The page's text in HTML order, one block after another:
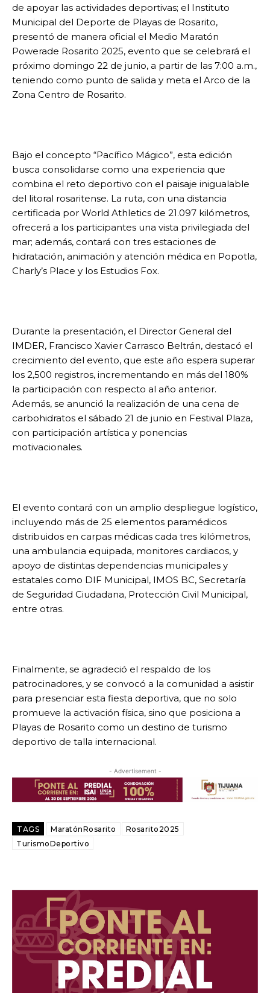
de apoyar las actividades deportivas; el Instituto
Municipal del Deporte de Playas de Rosarito,
presentó de manera oficial el Medio Maratón
Powerade Rosarito 2025, evento que se celebrará el
próximo domingo 22 de junio, a partir de las 7:00 a.m.,
teniendo como punto de salida y meta el Arco de la
Zona Centro de Rosarito.
Bajo el concepto “Pacífico Mágico”, esta edición
busca consolidarse como una experiencia que
combina el reto deportivo con el paisaje inigualable
del litoral rosaritense. La ruta, con una distancia
certificada por World Athletics de 21.097 kilómetros,
ofrecerá a los participantes una vista privilegiada del
mar; además, contará con tres estaciones de
hidratación, animación y atención médica en Popotla,
Charly’s Place y los Estudios Fox.
Durante la presentación, el Director General del
IMDER, Francisco Xavier Carrasco Beltrán, destacó el
crecimiento del evento, que este año espera superar
los 2,500 registros, incrementando en más del 180%
la participación con respecto al año anterior.
Además, se anunció la realización de una cena de
carbohidratos el sábado 21 de junio en Festival Plaza,
con participación artística y ponencias
motivacionales.
El evento contará con un amplio despliegue logístico,
incluyendo más de 25 elementos paramédicos
distribuidos en carpas médicas cada tres kilómetros,
una ambulancia equipada, monitores cardiacos, y
apoyo de distintas dependencias municipales y
estatales como DIF Municipal, IMOS BC, Secretaría
de Seguridad Ciudadana, Protección Civil Municipal,
entre otras.
Finalmente, se agradeció el respaldo de los
patrocinadores, y se convocó a la comunidad a asistir
para presenciar esta fiesta deportiva, que no solo
promueve la activación física, sino que posiciona a
Playas de Rosarito como un destino de turismo
deportivo de talla internacional.
- Advertisement -
TAGS MaratónRosarito
Rosarito2025
TurismoDeportivo